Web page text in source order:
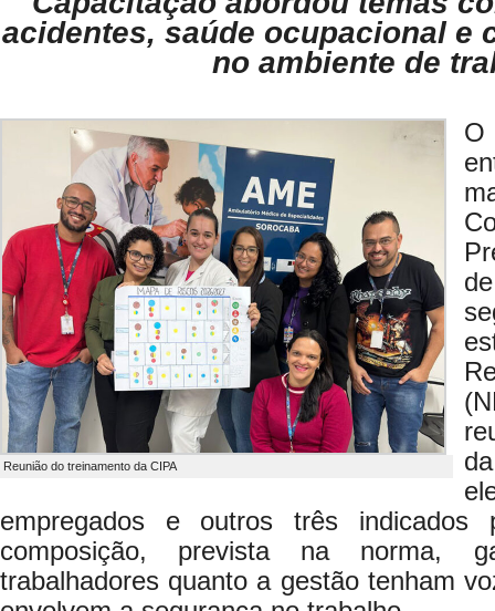
acidentes, saúde ocupacional e
no ambiente de
Reunião do treinamento da CIPA
O
empregados e outros três indicados
composição, prevista na norma,
trabalhadores quanto a gestão tenham